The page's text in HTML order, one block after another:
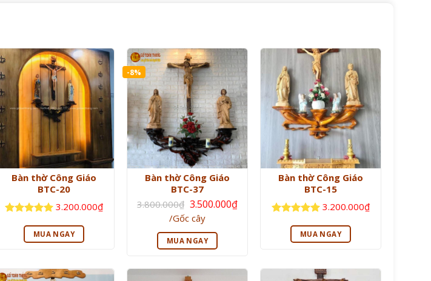
Bàn thờ Công Giáo
BTC-20
5
3.200.000₫
MUA NGAY
-8%
Bàn thờ Công Giáo
BTC-37
3.800.000₫ Giá
gốc
là:
3.800.000₫.
3.500.000₫
Giá
hiện
tại
là:
3.500.000₫.
/Gốc cây
MUA NGAY
Bàn thờ Công Giáo
BTC-15
5
3.200.000₫
MUA NGAY